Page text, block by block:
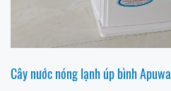
Cây nước nóng lạnh úp bình Apuwa